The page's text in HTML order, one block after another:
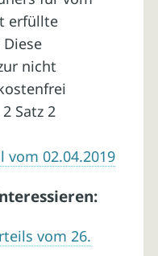
erfüllte
nicht
Satz 2
vom 02.04.2019
vom 26.